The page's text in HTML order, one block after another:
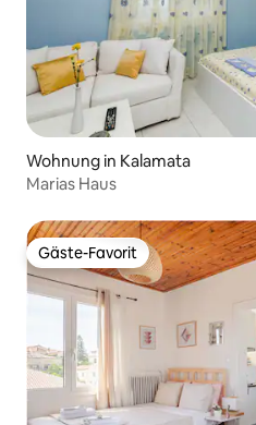
Wohnung in Kalamata
Marias Haus
Gäste-Favorit
Gäste-Favorit